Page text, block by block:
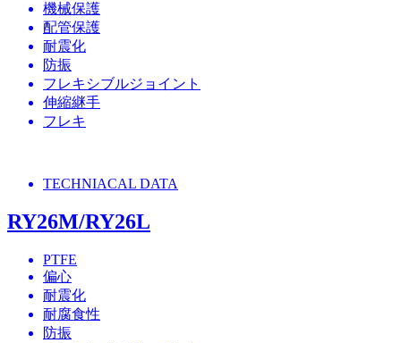
機械保護
配管保護
耐震化
防振
フレキシブルジョイント
伸縮継手
フレキ
TECHNIACAL DATA
RY26M/RY26L
PTFE
偏心
耐震化
耐腐食性
防振